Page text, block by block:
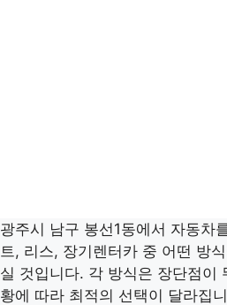
광주시 남구 봉선1동에서 자동차
트, 리스, 장기렌터카 중 어떤 방
실 것입니다. 각 방식은 장단점이
황에 따라 최적의 선택이 달라집